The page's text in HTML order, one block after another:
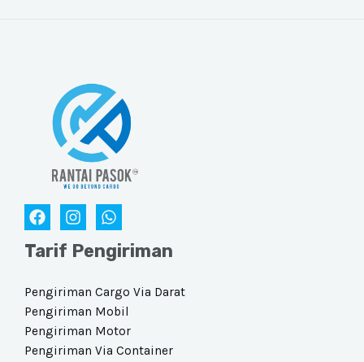
Tarif Pengiriman
Pengiriman Cargo Via Darat​
Pengiriman Mobil
Pengiriman Motor
Pengiriman Via Container